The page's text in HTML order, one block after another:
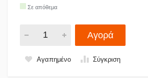
Σε απόθεμα
Αγορά
Αγαπημένο Σύγκριση